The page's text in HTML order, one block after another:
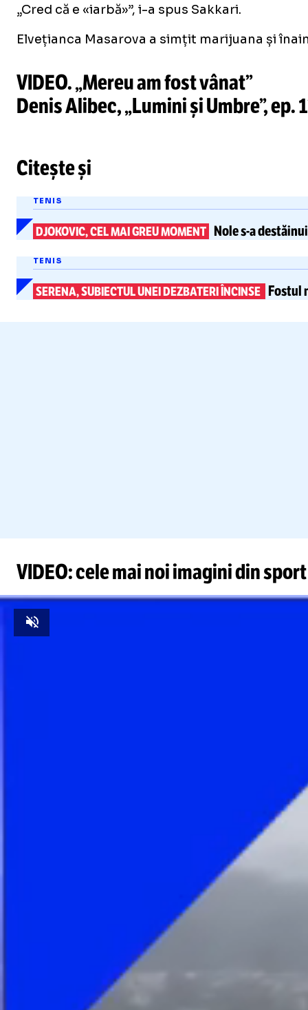
„Cred că e «iarbă»”, i-a spus Sakkari.
Elvețianca Masarova a simțit marijuana și
VIDEO. „Mereu am fost vânat”
Denis Alibec, „Lumini și Umbre”,
Citește și
TENIS
DJOKOVIC, CEL MAI GREU MOMENT Noles-a
TENIS
SERENA, SUBIECTUL UNEI DEZBATERI ÎNCINSE Fostul
VIDEO: cele mai noi imagini din sport
Unmute